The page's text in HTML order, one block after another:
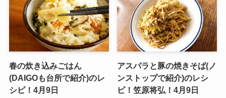
春の炊き込みごはん
(DAIGOも台所で紹介)のレ
シピ！4月9日
アスパラと豚の焼きそば(ノ
ンストップで紹介)のレシ
ピ！笠原将弘！4月9日